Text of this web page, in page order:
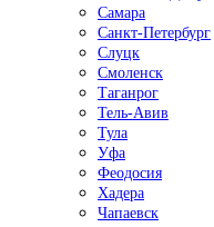
Самара
Санкт-Петербург
Слуцк
Смоленск
Таганрог
Тель-Авив
Тула
Уфа
Феодосия
Хадера
Чапаевск